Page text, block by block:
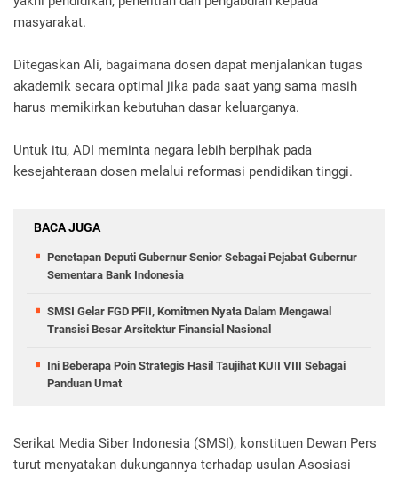
masyarakat.
Ditegaskan Ali, bagaimana dosen dapat menjalankan tugas
akademik secara optimal jika pada saat yang sama masih
harus memikirkan kebutuhan dasar keluarganya.
Untuk itu, ADI meminta negara lebih berpihak pada
kesejahteraan dosen melalui reformasi pendidikan tinggi.
BACA JUGA
Penetapan Deputi Gubernur Senior Sebagai Pejabat Gubernur
Sementara Bank Indonesia
SMSI Gelar FGD PFII, Komitmen Nyata Dalam Mengawal
Transisi Besar Arsitektur Finansial Nasional
Ini Beberapa Poin Strategis Hasil Taujihat KUII VIII Sebagai
Panduan Umat
Serikat Media Siber Indonesia (SMSI), konstituen Dewan Pers
turut menyatakan dukungannya terhadap usulan Asosiasi